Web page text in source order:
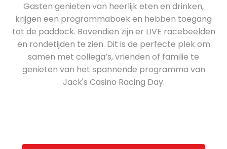
Gasten genieten van heerlijk eten en drinken,
krijgen een programmaboek en hebben toegang
tot de paddock. Bovendien zijn er LIVE racebeelden
en rondetijden te zien. Dit is de perfecte plek om
samen met collega’s, vrienden of familie te
genieten van het spannende programma van
Jack's Casino Racing Day.